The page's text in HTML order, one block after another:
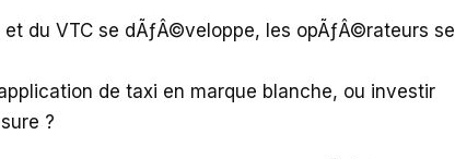
du VTC se dÃƒÂ©veloppe, les opÃƒÂ©rateurs se
de taxi en marque blanche, ou investir
?